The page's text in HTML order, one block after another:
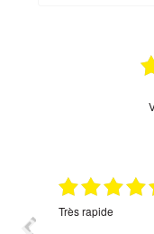
Très rapide